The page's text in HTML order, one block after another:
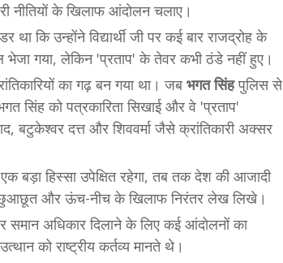
नीतियों के खिलाफ आंदोलन चलाए।
था कि उन्होंने विद्यार्थी जी पर कई बार राजद्रोह के
गया, लेकिन 'प्रताप' के तेवर कभी ठंडे नहीं हुए।
का गढ़ बन गया था। जब भगत सिंहपुलिस से
सिंह को पत्रकारिता सिखाई और वे 'प्रताप'
दत्त और शिववर्मा जैसे क्रांतिकारी अक्सर
बड़ा हिस्सा उपेक्षित रहेगा, तब तक देश की आजादी
और ऊंच-नीच के खिलाफ निरंतर लेख लिखे।
समान अधिकार दिलाने के लिए कई आंदोलनों का
को राष्ट्रीय कर्तव्य मानते थे।